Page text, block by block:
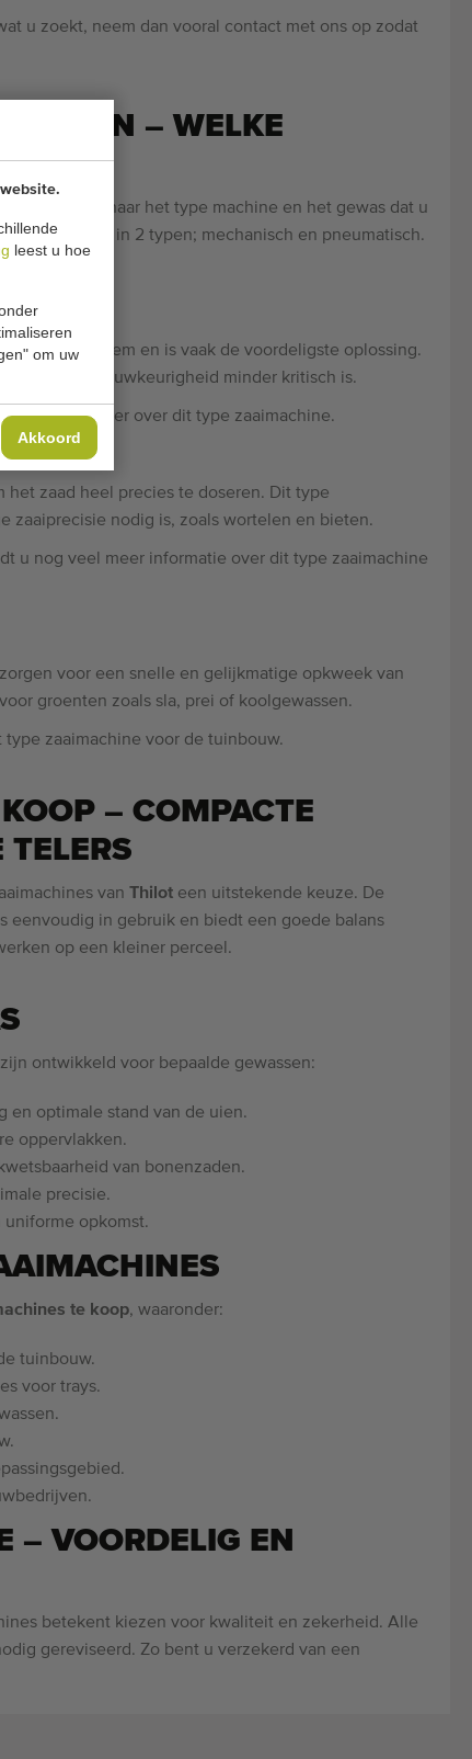
leest u hoe
om uw
Akkoord
u zoekt, neem dan vooral contact met ons op zodat
KOPEN – WELKE
om te kijken naar het type machine en het gewas dat u
te verdelen in 2 typen; mechanisch en pneumatisch.
zaaisysteem en is vaak de voordeligste oplossing.
waarbij de nauwkeurigheid minder kritisch is.
nog veel meer over dit type zaaimachine.
het zaad heel precies te doseren. Dit type
zaaiprecisie nodig is, zoals wortelen en bieten.
u nog veel meer informatie over dit type zaaimachine
voor een snelle en gelijkmatige opkweek van
groenten zoals sla, prei of koolgewassen.
zaaimachine voor de tuinbouw.
– COMPACTE
TELERS
van Thilot een uitstekende keuze. De
eenvoudig in gebruik en biedt een goede balans
op een kleiner perceel.
ontwikkeld voor bepaalde gewassen:
en optimale stand van de uien.
oppervlakken.
van bonenzaden.
precisie.
opkomst.
te koop, waaronder:
tuinbouw.
voor trays.
– VOORDELIG EN
betekent kiezen voor kwaliteit en zekerheid. Alle
gereviseerd. Zo bent u verzekerd van een